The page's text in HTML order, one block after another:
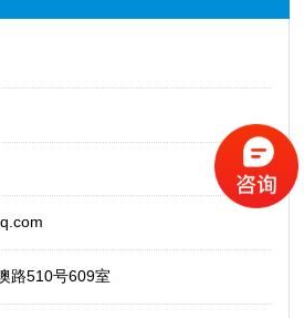
路510号609室